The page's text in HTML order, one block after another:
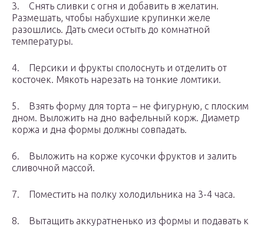
3. Снять сливки с огня и добавить в желатин.
Размешать, чтобы набухшие крупинки желе
разошлись. Дать смеси остыть до комнатной
температуры.
4. Персики и фрукты сполоснуть и отделить от
косточек. Мякоть нарезать на тонкие ломтики.
5. Взять форму для торта – не фигурную, с плоским
дном. Выложить на дно вафельный корж. Диаметр
коржа и дна формы должны совпадать.
6. Выложить на корже кусочки фруктов и залить
сливочной массой.
7. Поместить на полку холодильника на 3-4 часа.
8. Вытащить аккуратненько из формы и подавать к